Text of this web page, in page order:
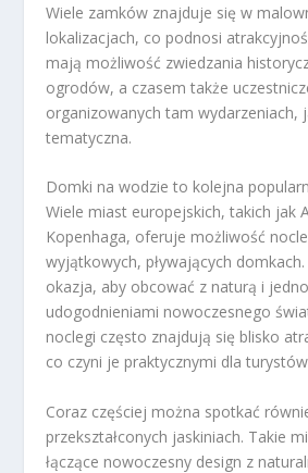
Wiele zamków znajduje się w
lokalizacjach, co podnosi
mają możliwość zwiedzania
ogrodów, a czasem także
organizowanych tam wydarzeniach,
tematyczna.
Domki na wodzie to kolejna
Wiele miast europejskich, takich jak
Kopenhaga, oferuje możliwość
wyjątkowych, pływających
okazja, aby obcować z naturą i
udogodnieniami nowoczesnego
noclegi często znajdują się blisko
co czyni je praktycznymi dla
Coraz częściej można spotkać
przekształconych jaskiniach. Takie
łączące nowoczesny design z